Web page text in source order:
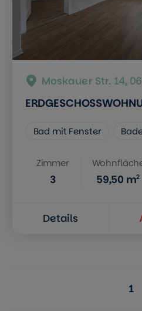
Moskauer Str. 14,
Bad mit Fenster
Zimmer
3 59,50 m2
Details
1